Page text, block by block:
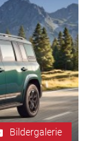
Bildergalerie